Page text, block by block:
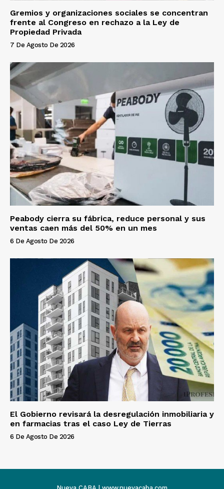
Gremios y organizaciones sociales se concentran
frente al Congreso en rechazo a la Ley de
Propiedad Privada
7 De Agosto De 2026
Peabody cierra su fábrica, reduce personal y sus
ventas caen más del 50% en un mes
6 De Agosto De 2026
El Gobierno revisará la desregulación inmobiliaria y
en farmacias tras el caso Ley de Tierras
6 De Agosto De 2026